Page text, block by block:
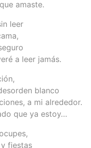
amaste.
leer
a leer jamás.
blanco
a mi alrededor.
que ya estoy…
fiestas